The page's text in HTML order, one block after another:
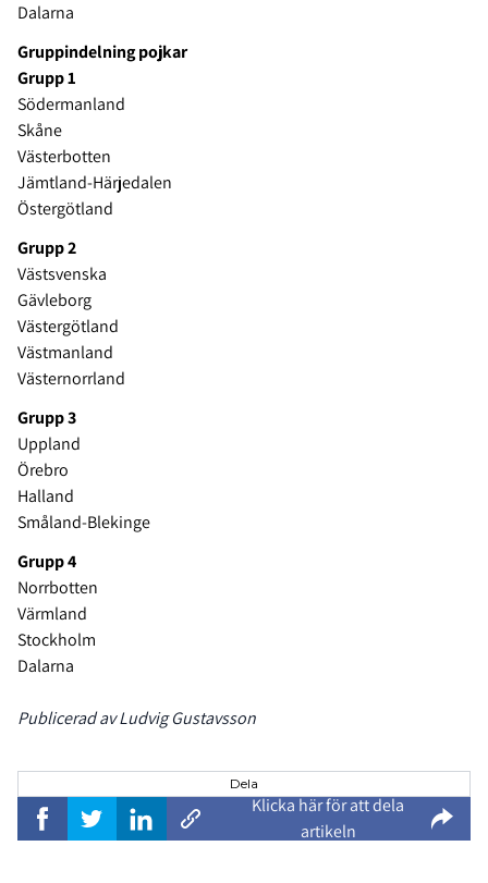
Dalarna
Gruppindelning pojkar
Grupp 1
Södermanland
Skåne
Västerbotten
Jämtland-Härjedalen
Östergötland
Grupp 2
Västsvenska
Gävleborg
Västergötland
Västmanland
Västernorrland
Grupp 3
Uppland
Örebro
Halland
Småland-Blekinge
Grupp 4
Norrbotten
Värmland
Stockholm
Dalarna
Publicerad av Ludvig Gustavsson
Dela
Klicka här för att dela
artikeln